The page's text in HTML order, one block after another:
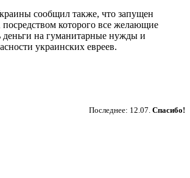
сообщил также, что запущен
которого все желающие
деньги на гуманитарные нужды и
украинских евреев.
Последнее: 12.07. Спасибо!